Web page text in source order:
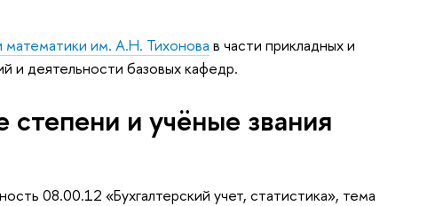
математикиим. А.Н. Тихонова в части прикладных и
и деятельности базовых кафедр.
степени и учёные звания
08.00.12 «Бухгалтерский учет, статистика», тема